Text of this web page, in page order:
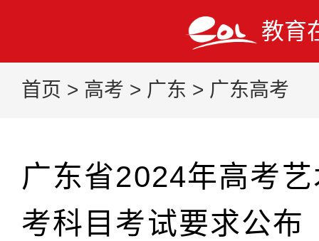
教育
首页 > 高考 > 广东 > 广东高考
广东省2024年高考
考科目考试要求公布